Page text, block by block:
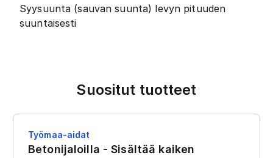
Syysuunta (sauvan suunta) levyn pituuden
suuntaisesti
Suositut tuotteet
Työmaa-aidat
Betonijaloilla - Sisältää kaiken